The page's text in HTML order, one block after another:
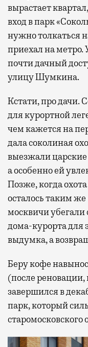
вырастает
вход в парк
нужно толкаться
приехал на метро.
почти дачный
улицу Шумкина.
Кстати, про дачи.
для курортной
чем кажется на
дала соколиная
выезжали
а особенно ей
Позже, когда
осталось таким
москвичи убегали
дома-курорта для
выдумка, а
Беру кофе
(после
завершился в
парк, который
старомосковского